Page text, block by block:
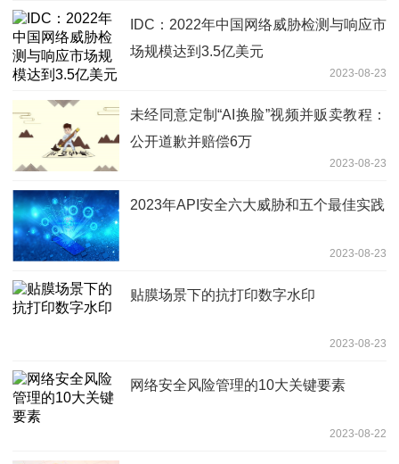
IDC：2022年中国网络威胁检测与响应市
场规模达到3.5亿美元
2023-08-23
未经同意定制“AI换脸”视频并贩卖教程：
公开道歉并赔偿6万
2023-08-23
2023年API安全六大威胁和五个最佳实践
2023-08-23
贴膜场景下的抗打印数字水印
2023-08-23
网络安全风险管理的10大关键要素
2023-08-22